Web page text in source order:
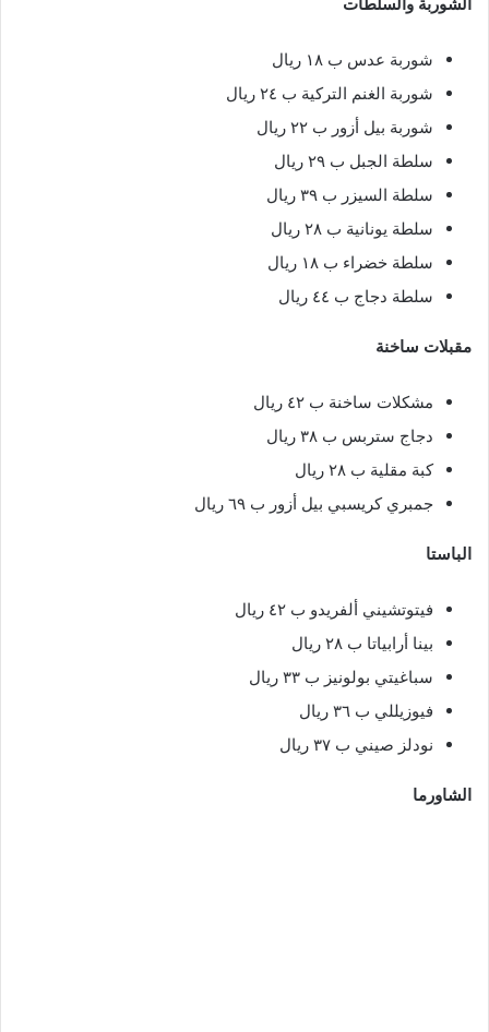
الشوربة والسلطات
شوربة عدس ب ١٨ ريال
شوربة الغنم التركية ب ٢٤ ريال
شوربة بيل أزور ب ٢٢ ريال
سلطة الجبل ب ٢٩ ريال
سلطة السيزر ب ٣٩ ريال
سلطة يونانية ب ٢٨ ريال
سلطة خضراء ب ١٨ ريال
سلطة دجاج ب ٤٤ ريال
مقبلات ساخنة
مشكلات ساخنة ب ٤٢ ريال
دجاج ستربس ب ٣٨ ريال
كبة مقلية ب ٢٨ ريال
جمبري كريسبي بيل أزور ب ٦٩ ريال
الباستا
فيتوتشيني ألفريدو ب ٤٢ ريال
بينا أرابياتا ب ٢٨ ريال
سباغيتي بولونيز ب ٣٣ ريال
فيوزيللي ب ٣٦ ريال
نودلز صيني ب ٣٧ ريال
الشاورما